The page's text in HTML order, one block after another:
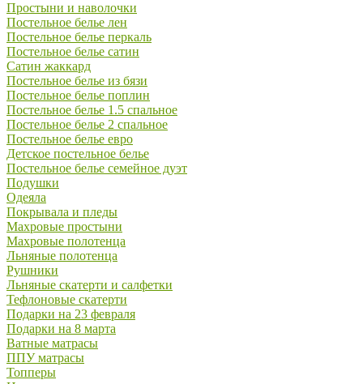
Простыни и наволочки
Постельное белье лен
Постельное белье перкаль
Постельное белье сатин
Сатин жаккард
Постельное белье из бязи
Постельное белье поплин
Постельное белье 1.5 спальное
Постельное белье 2 спальное
Постельное белье евро
Детское постельное белье
Постельное белье семейное дуэт
Подушки
Одеяла
Покрывала и пледы
Махровые простыни
Махровые полотенца
Льняные полотенца
Рушники
Льняные скатерти и салфетки
Тефлоновые скатерти
Подарки на 23 февраля
Подарки на 8 марта
Ватные матрасы
ППУ матрасы
Топперы